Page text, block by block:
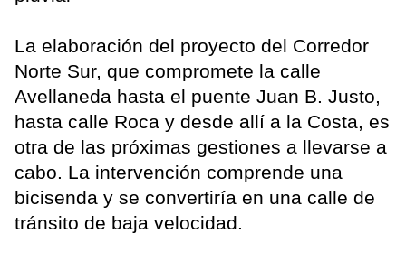
La elaboración del proyecto del Corredor
Norte Sur, que compromete la calle
Avellaneda hasta el puente Juan B. Justo,
hasta calle Roca y desde allí a la Costa, es
otra de las próximas gestiones a llevarse a
cabo. La intervención comprende una
bicisenda y se convertiría en una calle de
tránsito de baja velocidad.